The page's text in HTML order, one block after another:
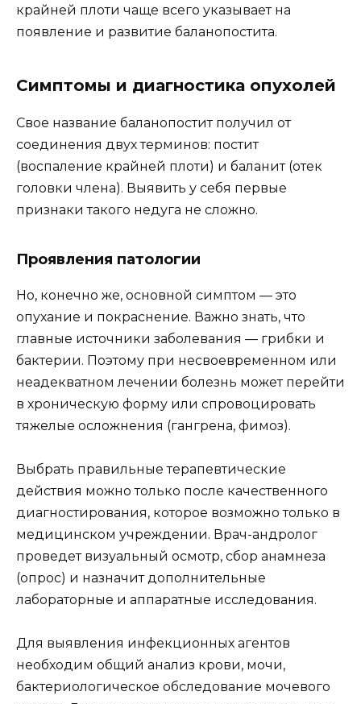
крайней плоти чаще всего указывает на
появление и развитие баланопостита.
Симптомы и диагностика опухолей
Свое название баланопостит получил от
соединения двух терминов: постит
(воспаление крайней плоти) и баланит (отек
головки члена). Выявить у себя первые
признаки такого недуга не сложно.
Проявления патологии
Но, конечно же, основной симптом — это
опухание и покраснение. Важно знать, что
главные источники заболевания — грибки и
бактерии. Поэтому при несвоевременном или
неадекватном лечении болезнь может перейти
в хроническую форму или спровоцировать
тяжелые осложнения (гангрена, фимоз).
Выбрать правильные терапевтические
действия можно только после качественного
диагностирования, которое возможно только в
медицинском учреждении. Врач-андролог
проведет визуальный осмотр, сбор анамнеза
(опрос) и назначит дополнительные
лабораторные и аппаратные исследования.
Для выявления инфекционных агентов
необходим общий анализ крови, мочи,
бактериологическое обследование мочевого